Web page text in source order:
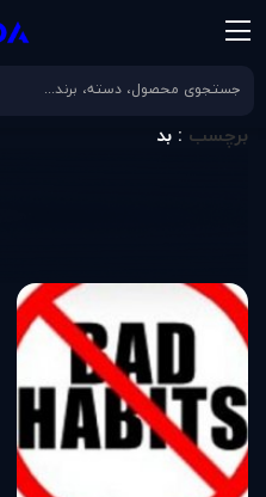
صفحه اصلی برچسب بد
برچسب : بد